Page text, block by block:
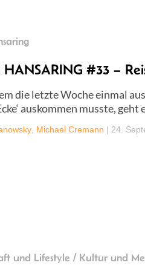
HANSARING #33 –
die letzte Woche einmal
auskommen musste,
Michael Cremann | 24.
und Lifestyle / Kultur und